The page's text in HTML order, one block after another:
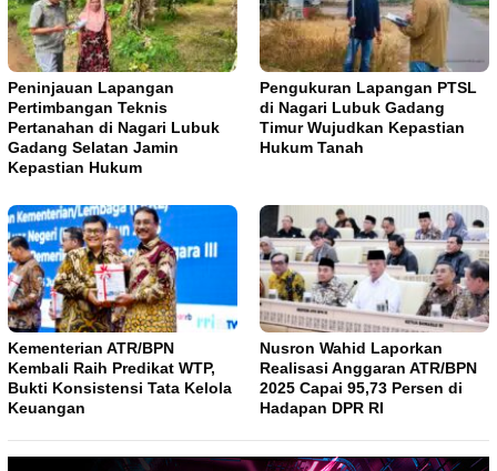
Peninjauan Lapangan
Pertimbangan Teknis
Pertanahan di Nagari Lubuk
Gadang Selatan Jamin
Kepastian Hukum
Pengukuran Lapangan PTSL
di Nagari Lubuk Gadang
Timur Wujudkan Kepastian
Hukum Tanah
Kementerian ATR/BPN
Kembali Raih Predikat WTP,
Bukti Konsistensi Tata Kelola
Keuangan
Nusron Wahid Laporkan
Realisasi Anggaran ATR/BPN
2025 Capai 95,73 Persen di
Hadapan DPR RI